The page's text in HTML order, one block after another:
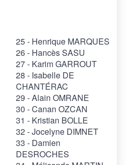
25 - Henrique MARQUES
26 - Hancès SASU
27 - Karim GARROUT
28 - Isabelle DE
CHANTÉRAC
29 - Alain OMRANE
30 - Canan OZCAN
31 - Kristian BOLLE
32 - Jocelyne DIMNET
33 - Damien
DESROCHES